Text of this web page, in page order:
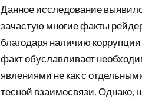
Данное исследование
зачастую многие факты
благодаря наличию
факт обуславливает
явлениями не как с
тесной взаимосвязи. Однако,